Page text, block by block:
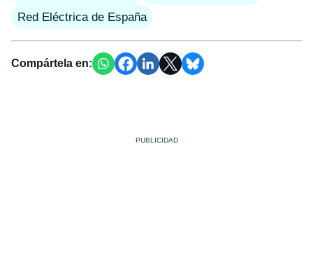
Red Eléctrica de España
Compártela en: